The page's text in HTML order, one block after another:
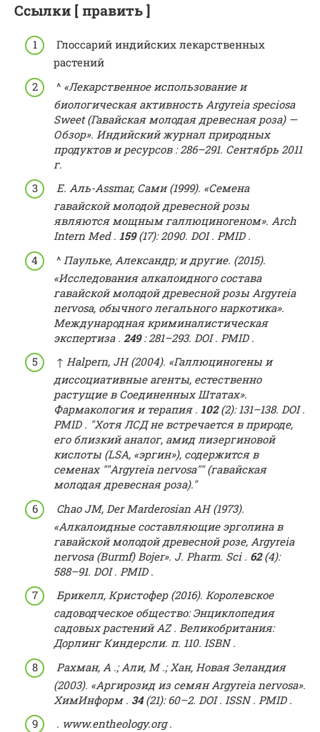
Ссылки [ править ]
Глоссарий индийских лекарственных
растений
^ «Лекарственное использование и
биологическая активность Argyreia speciosa
Sweet (Гавайская молодая древесная роза) —
Обзор». Индийский журнал природных
продуктов и ресурсов: 286–291. Сентябрь 2011
г.
Е. Аль-Assmar, Сами (1999). «Семена
гавайской молодой древесной розы
являются мощным галлюциногеном». Arch
Intern Med. 159(17): 2090. DOI. PMID .
^ Паульке, Александр; и другие. (2015).
«Исследования алкалоидного состава
гавайской молодой древесной розы Argyreia
nervosa, обычного легального наркотика».
Международная криминалистическая
экспертиза. 249: 281–293. DOI. PMID .
↑ Halpern, JH (2004). «Галлюциногены и
диссоциативные агенты, естественно
растущие в Соединенных Штатах».
Фармакология и терапия. 102(2): 131–138. DOI.
PMID . Хотя ЛСД не встречается в природе,
его близкий аналог, амид лизергиновой
кислоты (LSA, «эргин»), содержится в
семенах
Argyreia nervosa (гавайская
молодая древесная роза).
Chao JM, Der Marderosian AH (1973).
«Алкалоидные составляющие эрголина в
гавайской молодой древесной розе, Argyreia
nervosa (Burmf) Bojer». J. Pharm. Sci. 62(4):
588–91. DOI. PMID .
Брикелл, Кристофер (2016). Королевское
садоводческое общество: Энциклопедия
садовых растений AZ. Великобритания:
Дорлинг Киндерсли. п. 110. ISBN .
Рахман, А .;Али, М .; Хан, Новая Зеландия
(2003). «Аргирозид из семян Argyreia nervosa».
ХимИнформ. 34(21): 60–2. DOI. ISSN. PMID .
. www.entheology.org.